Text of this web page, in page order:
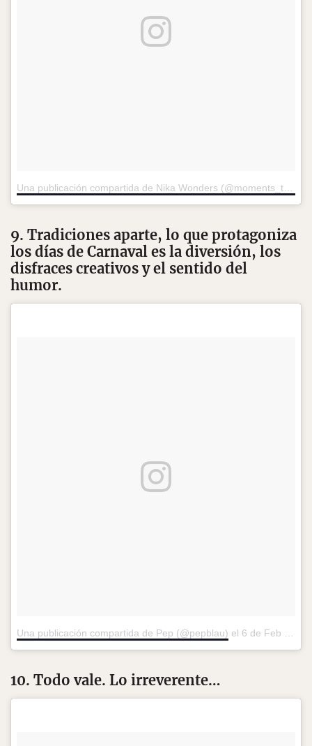
9. Tradiciones aparte, lo que protagoniza
los días de Carnaval es la diversión, los
disfraces creativos y el sentido del
humor.
Una publicación compartida de Pep (@pepblau) el 6 de Feb de 2016 a la(s) 7:50 PST
10. Todo vale. Lo irreverente…